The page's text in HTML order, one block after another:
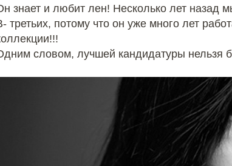
знает и любит лен! Несколько лет назад
третьих, потому что он уже много лет
словом, лучшей кандидатуры нельзя